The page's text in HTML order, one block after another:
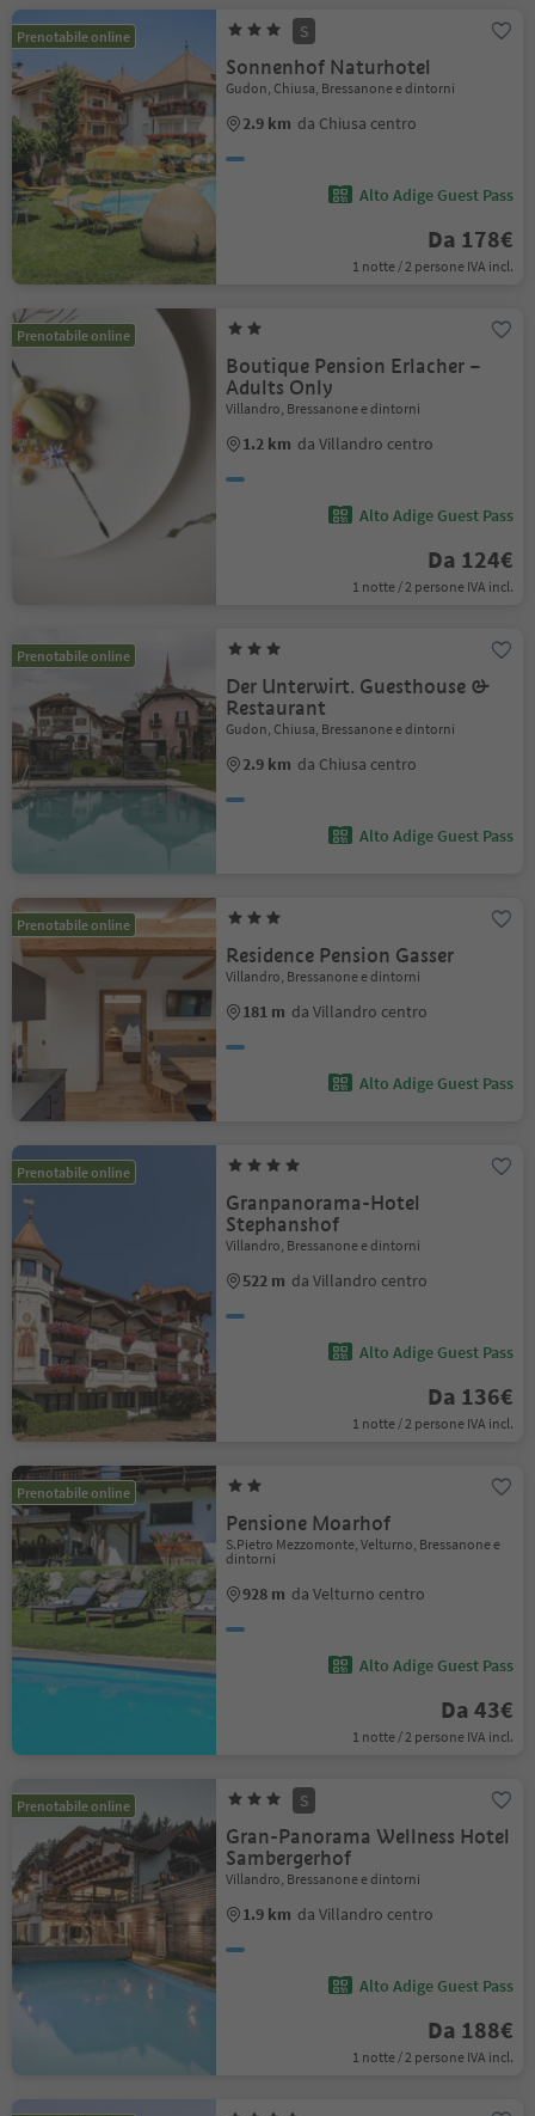
Prenotabile online S
Sonnenhof Naturhotel
Gudon, Chiusa, Bressanone e dintorni
2.9 km da Chiusa centro
Alto Adige Guest Pass
Da 178€
1 notte / 2 persone IVA incl.
Prenotabile online
Boutique Pension Erlacher –
Adults Only
Villandro, Bressanone e dintorni
1.2 km da Villandro centro
Alto Adige Guest Pass
Da 124€
1 notte / 2 persone IVA incl.
Prenotabile online
Der Unterwirt. Guesthouse &
Restaurant
Gudon, Chiusa, Bressanone e dintorni
2.9 km da Chiusa centro
Alto Adige Guest Pass
Prenotabile online
Residence Pension Gasser
Villandro, Bressanone e dintorni
181 m da Villandro centro
Alto Adige Guest Pass
Prenotabile online
Granpanorama-Hotel
Stephanshof
Villandro, Bressanone e dintorni
522 m da Villandro centro
Alto Adige Guest Pass
Da 136€
1 notte / 2 persone IVA incl.
Prenotabile online
Pensione Moarhof
S.Pietro Mezzomonte, Velturno, Bressanone e
dintorni
928 m da Velturno centro
Alto Adige Guest Pass
Da 43€
1 notte / 2 persone IVA incl.
Prenotabile online S
Gran-Panorama Wellness Hotel
Sambergerhof
Villandro, Bressanone e dintorni
1.9 km da Villandro centro
Alto Adige Guest Pass
Da 188€
1 notte / 2 persone IVA incl.